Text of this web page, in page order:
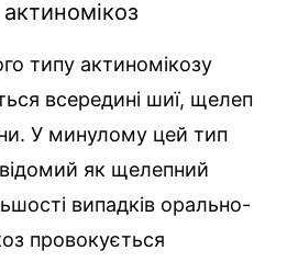
типу актиномікозу
всередині шиї, щелеп
У минулому цей тип
як щелепний
випадків орально-
провокується